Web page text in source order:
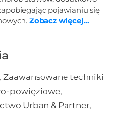
pojawianiu się
Zobacz więcej...
Zaawansowane techniki
powięziowe,
Urban & Partner,